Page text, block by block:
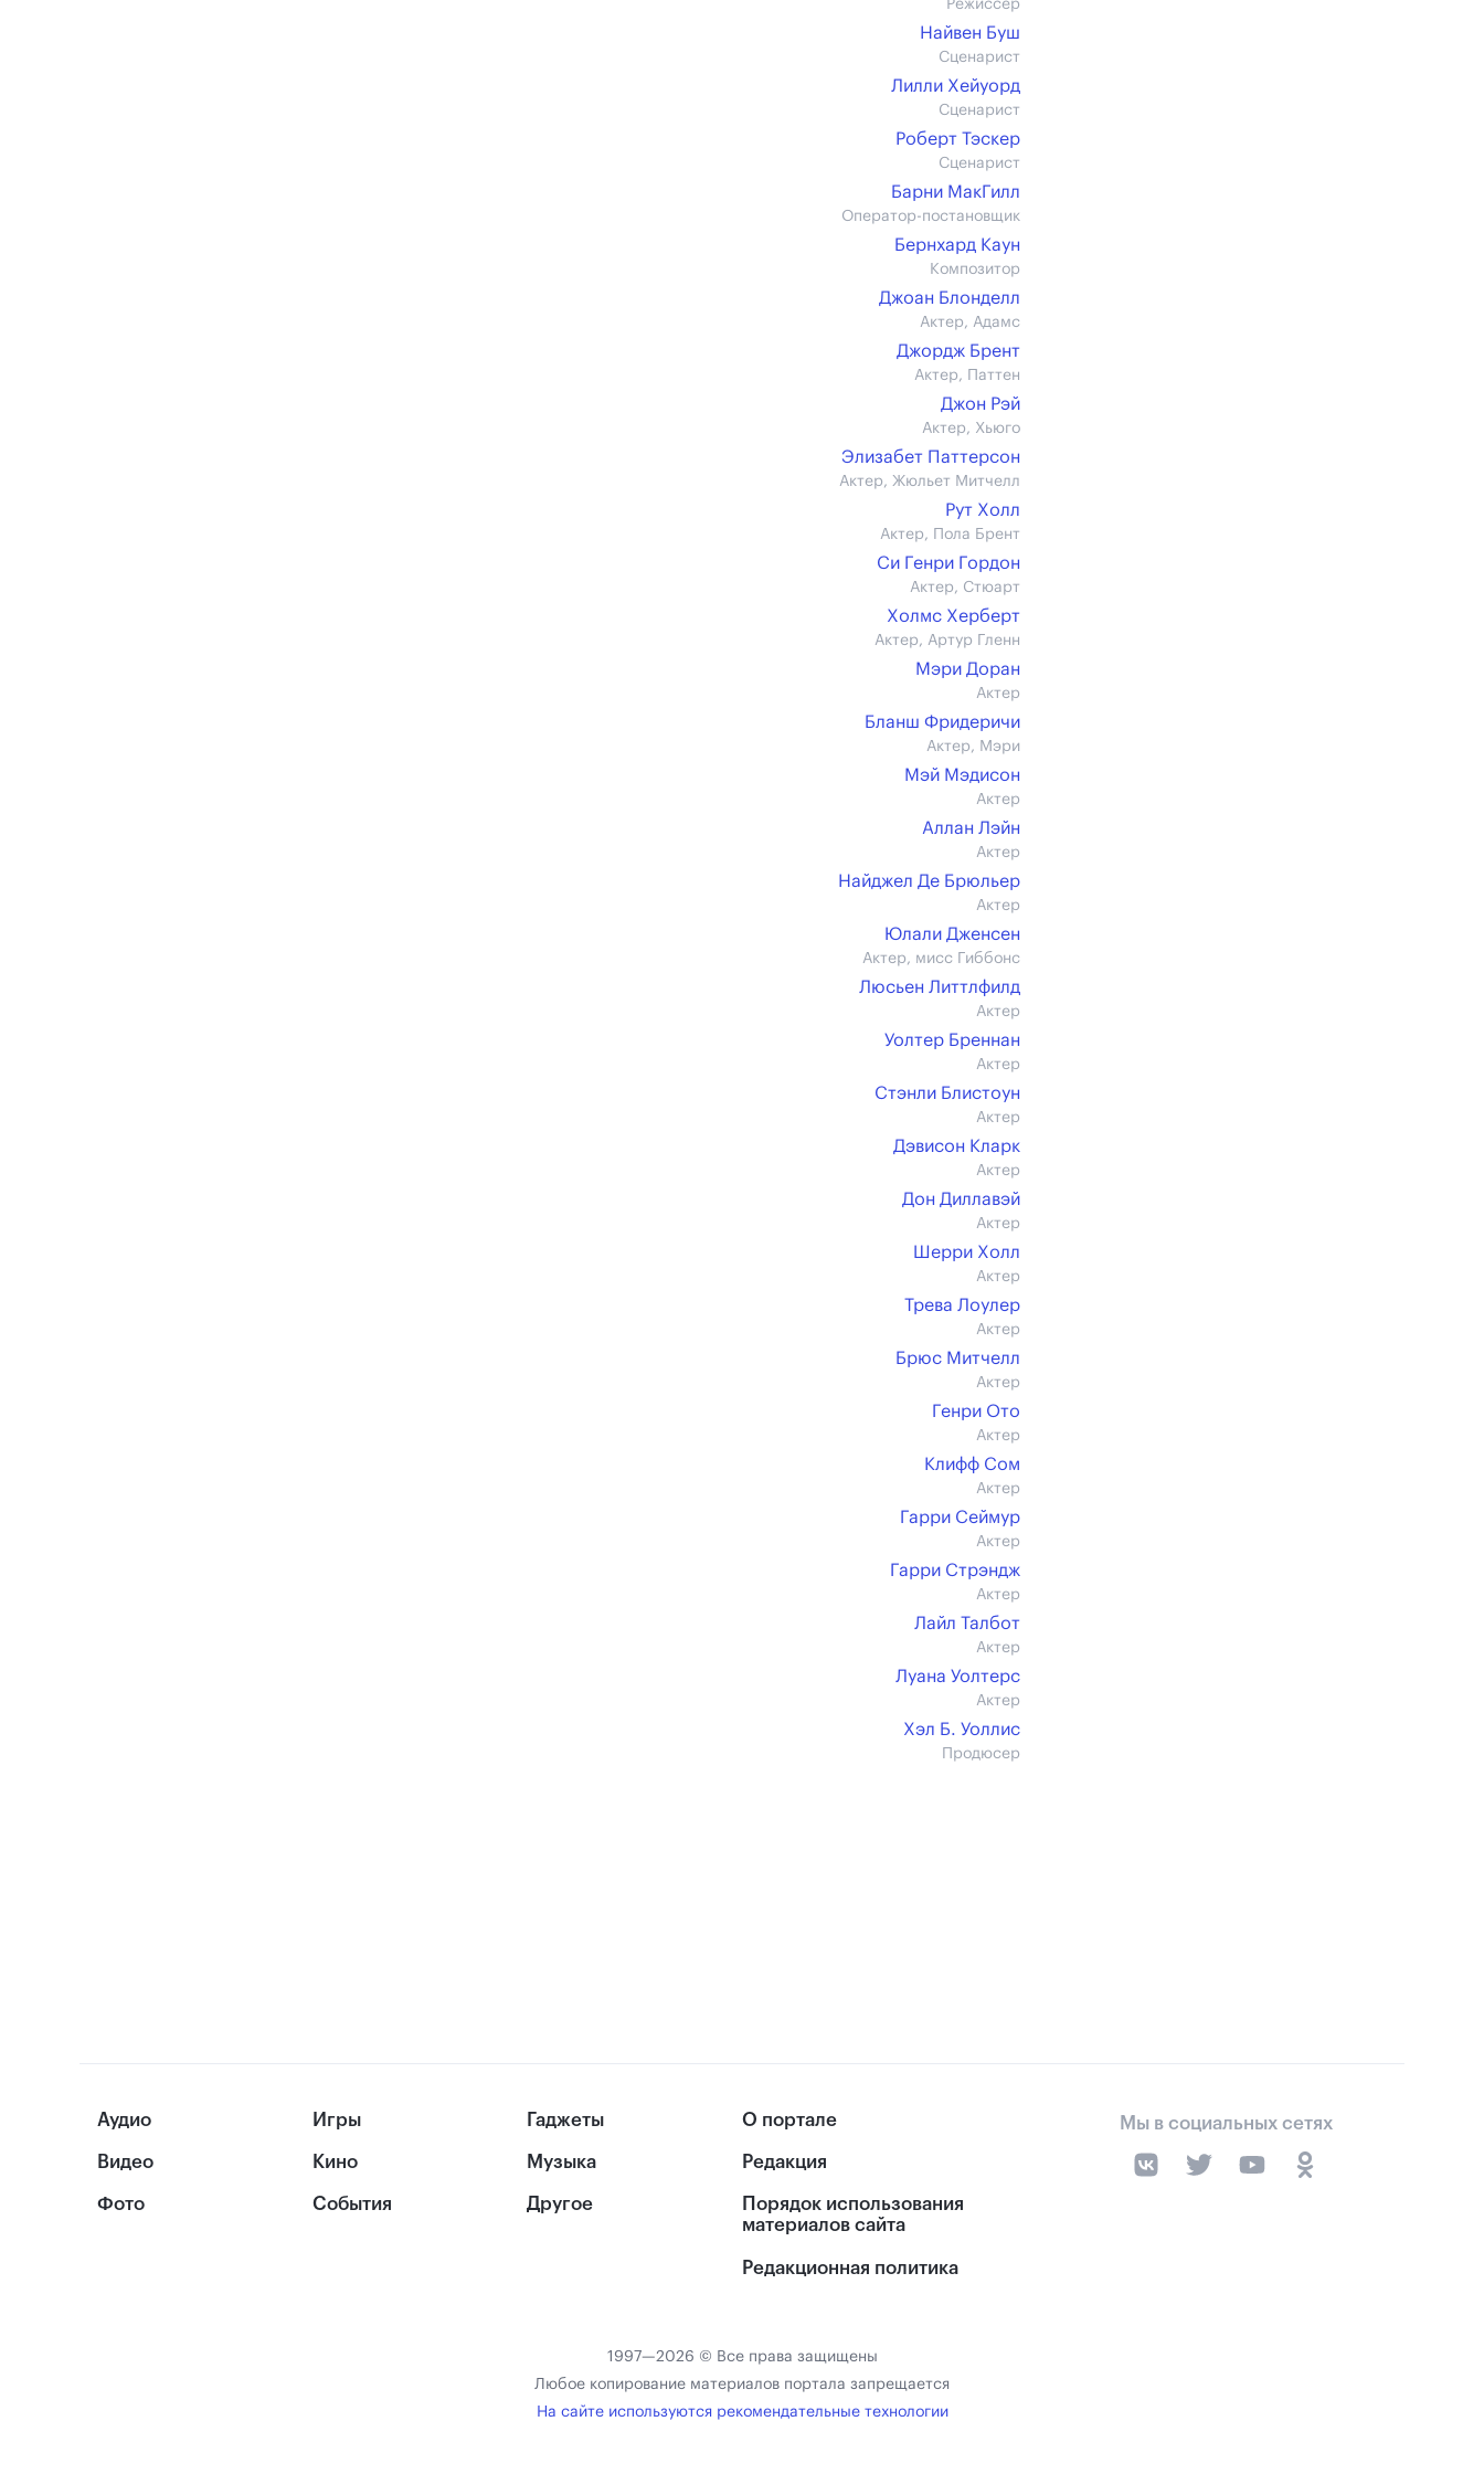
Режиссер
Найвен Буш
Сценарист
Лилли Хейуорд
Сценарист
Роберт Тэскер
Сценарист
Барни МакГилл
Оператор-постановщик
Бернхард Каун
Композитор
Джоан Блонделл
Актер, Адамс
Джордж Брент
Актер, Паттен
Джон Рэй
Актер, Хьюго
Элизабет Паттерсон
Актер, Жюльет Митчелл
Рут Холл
Актер, Пола Брент
Си Генри Гордон
Актер, Стюарт
Холмс Херберт
Актер, Артур Гленн
Мэри Доран
Актер
Бланш Фридеричи
Актер, Мэри
Мэй Мэдисон
Актер
Аллан Лэйн
Актер
Найджел Де Брюльер
Актер
Юлали Дженсен
Актер, мисс Гиббонс
Люсьен Литтлфилд
Актер
Уолтер Бреннан
Актер
Стэнли Блистоун
Актер
Дэвисон Кларк
Актер
Дон Диллавэй
Актер
Шерри Холл
Актер
Трева Лоулер
Актер
Брюс Митчелл
Актер
Генри Ото
Актер
Клифф Сом
Актер
Гарри Сеймур
Актер
Гарри Стрэндж
Актер
Лайл Талбот
Актер
Луана Уолтерс
Актер
Хэл Б. Уоллис
Продюсер
Аудио
Видео
Фото
Игры
Кино
События
Гаджеты
Музыка
Другое
О портале
Редакция
Порядок использования
материалов сайта
Редакционная политика
Мы в социальных сетях
1997—2026 © Все права защищены
Любое копирование материалов портала запрещается
На сайте используются рекомендательные технологии